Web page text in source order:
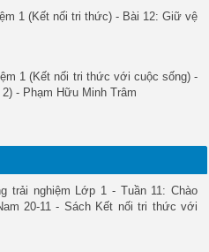
1 (Kết nối tri thức) - Bài 12: Giữ vệ
1 (Kết nối tri thức với cuộc sống) -
- Phạm Hữu Minh Trâm
trải nghiệm Lớp 1 - Tuần 11: Chào
20-11 - Sách Kết nối tri thức với